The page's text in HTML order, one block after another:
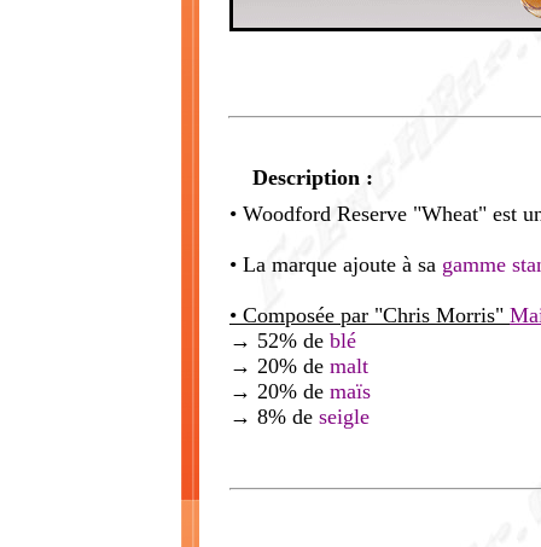
Description :
• Woodford Reserve "Wheat" est
• La marque ajoute à sa gamme
• Composée par "Chris Morris"
→ 52% de blé
→ 20% de malt
→ 20% de maïs
→ 8% de seigle